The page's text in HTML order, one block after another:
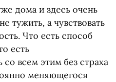
дома и здесь очень
тужить, а чувствовать
Что есть способ
есть
со всем этим без страха
меняющегося